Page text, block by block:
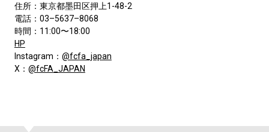
住所：東京都墨田区押上1-48-2
電話：03–5637–8068
時間：11:00〜18:00
HP
Instagram： @fcfa_japan
X： @fcFA_JAPAN